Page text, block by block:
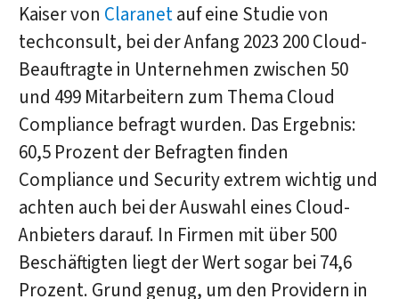
Kaiser von Claranetauf eine Studie von
techconsult, bei der Anfang 2023 200 Cloud-
Beauftragte in Unternehmen zwischen 50
und 499 Mitarbeitern zum Thema Cloud
Compliance befragt wurden. Das Ergebnis:
60,5 Prozent der Befragten finden
Compliance und Security extrem wichtig und
achten auch bei der Auswahl eines Cloud-
Anbieters darauf. In Firmen mit über 500
Beschäftigten liegt der Wert sogar bei 74,6
Prozent. Grund genug, um den Providern in